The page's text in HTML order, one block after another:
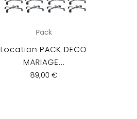
Pack
Location PACK DECO
MARIAGE...
89,00 €